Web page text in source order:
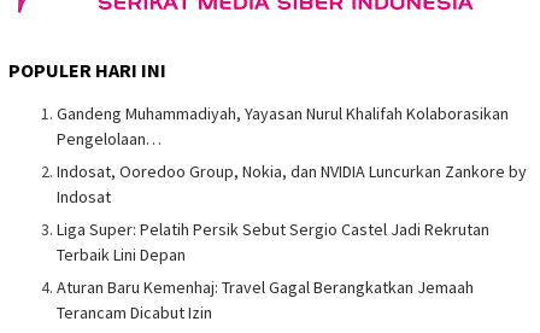
POPULER HARI INI
Gandeng Muhammadiyah, Yayasan Nurul Khalifah Kolaborasikan
Pengelolaan…
Indosat, Ooredoo Group, Nokia, dan NVIDIA Luncurkan Zankore by
Indosat
Liga Super: Pelatih Persik Sebut Sergio Castel Jadi Rekrutan
Terbaik Lini Depan
Aturan Baru Kemenhaj: Travel Gagal Berangkatkan Jemaah
Terancam Dicabut Izin